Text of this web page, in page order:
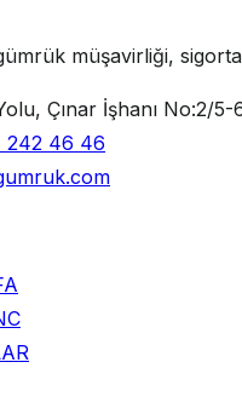
müşavirliği,
Çınar İşhanı No:2/
242 46 46